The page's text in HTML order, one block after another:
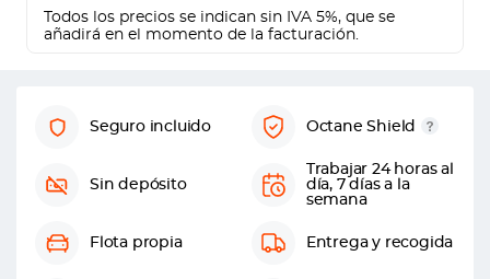
Todos los precios se indican sin IVA 5%, que se
añadirá en el momento de la facturación.
Seguro incluido Octane Shield
Sin depósito
Trabajar 24 horas al
día, 7 días a la
semana
Flota propia Entrega y recogida